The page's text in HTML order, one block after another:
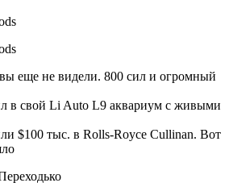
еще не видели. 800 сил и огромный
в свой Li Auto L9 аквариум с живыми
$100 тыс. в Rolls-Royce Cullinan. Вот